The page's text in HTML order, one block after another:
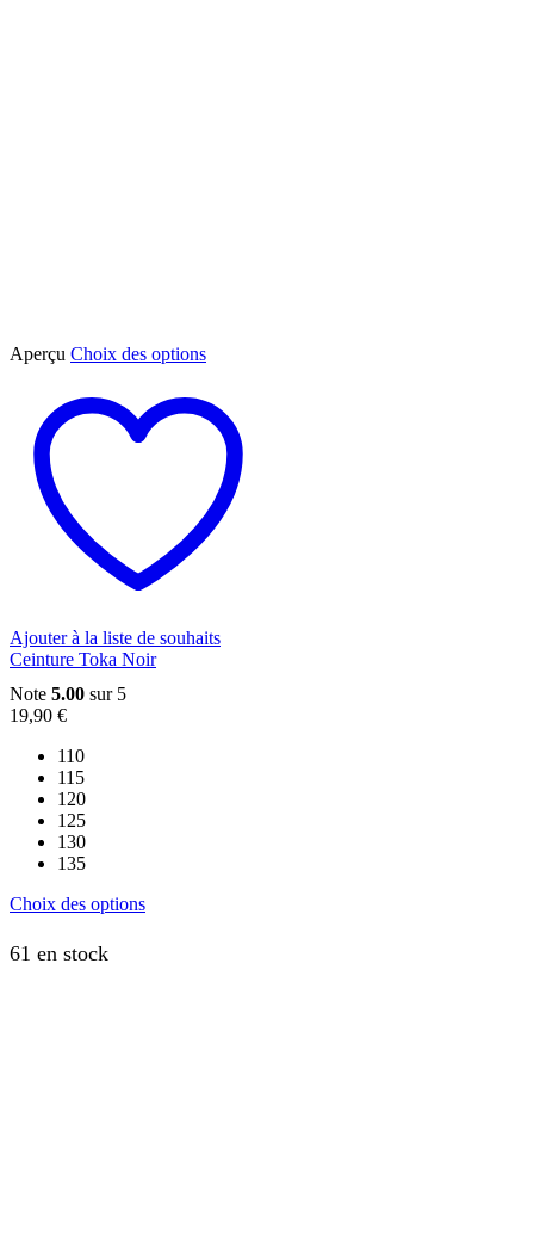
Aperçu Choix des optionsCe
plusieurs
variations.
Les
options
peuvent
être
choisies
du
produit
Ajouter à la liste de souhaits
Ceinture Toka Noir
Note 5.00 sur 5
19,90 €
110
115
120
125
130
135
Choix des optionsCe
61 en stock